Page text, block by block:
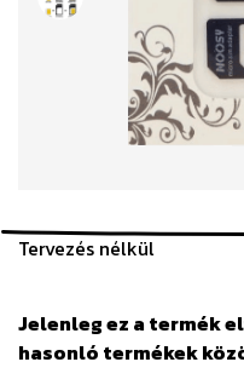
Tervezés nélkül
Jelenleg ez a termék
hasonló termékek